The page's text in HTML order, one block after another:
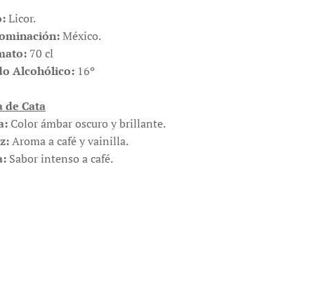
Licor.
México.
70 cl
Alcohólico: 16º
de Cata
Color ámbar oscuro y brillante.
Aroma a café y vainilla.
Sabor intenso a café.